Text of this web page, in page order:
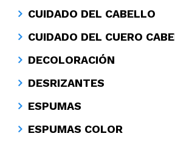
CUIDADO DEL CABELLO
CUIDADO DEL CUERO
DECOLORACIÓN
DESRIZANTES
ESPUMAS
ESPUMAS COLOR